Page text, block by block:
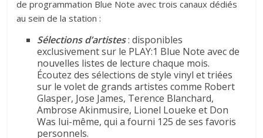
de programmation Blue Note avec trois canaux dédiés
au sein de la station :
Sélections d’artistes: disponibles
exclusivement sur le PLAY:1 Blue Note avec de
nouvelles listes de lecture chaque mois.
Écoutez des sélections de style vinyl et triées
sur le volet de grands artistes comme Robert
Glasper, Jose James, Terence Blanchard,
Ambrose Akinmusire, Lionel Loueke et Don
Was lui-même, qui a fourni 125 de ses favoris
personnels.